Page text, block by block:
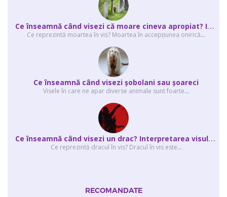
C
e înseamnă când visezi că moare cineva apropiat? Interpretarea visului în ...
Ce reprezintă moartea în vis? Moartea în accepţiunea onirică...
Ce înseamnă când visezi şobolani sau şoareci
Visele în care ne apar diverse animale sunt foarte...
C
e înseamnă când visezi un drac? Interpretarea visului în care apar unul sau...
Ce reprezintă dracul în vis? Dracul în vis este...
RECOMANDATE